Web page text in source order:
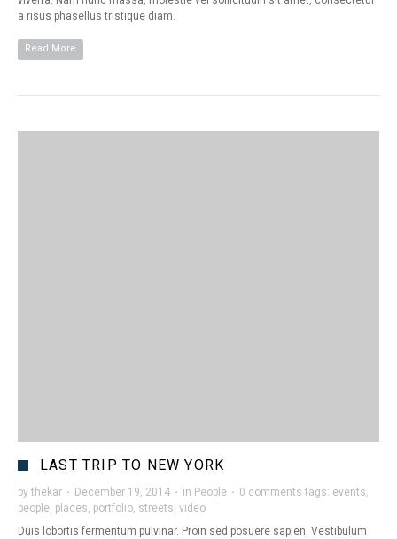
a risus phasellus tristique diam.
Read More
LAST TRIP TO NEW YORK
by thekar · December 19, 2014 · in People · 0 comments tags: events
people places portfolio streets video
Duis lobortis fermentum pulvinar. Proin sed posuere sapien. Vestibulum